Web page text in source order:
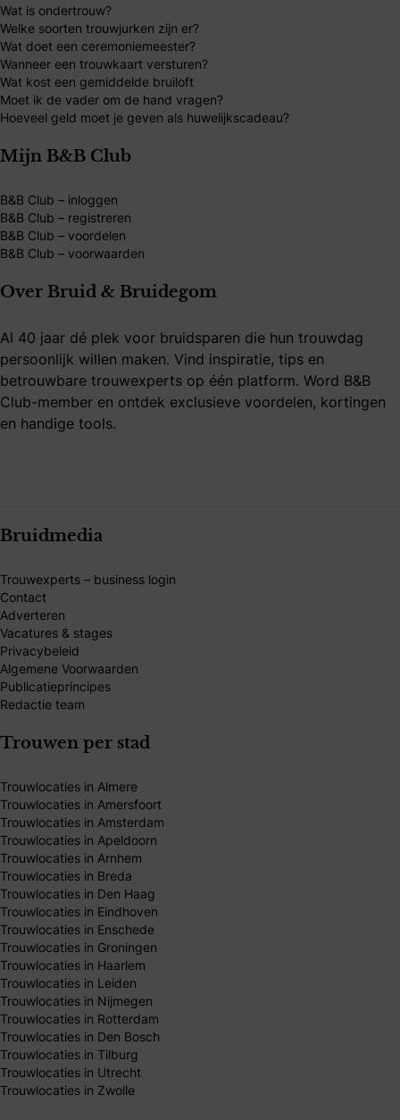
Wat is ondertrouw?
Welke soorten trouwjurken zijn er?
Wat doet een ceremoniemeester?
Wanneer een trouwkaart versturen?
Wat kost een gemiddelde bruiloft
Moet ik de vader om de hand vragen?
Hoeveel geld moet je geven als huwelijkscadeau?
Mijn B&B Club
B&B Club – inloggen
B&B Club – registreren
B&B Club – voordelen
B&B Club – voorwaarden
Over Bruid & Bruidegom
Al 40 jaar dé plek voor bruidsparen die hun trouwdag
persoonlijk willen maken. Vind inspiratie, tips en
betrouwbare trouwexperts op één platform. Word B&B
Club-member en ontdek exclusieve voordelen, kortingen
en handige tools.
Bruidmedia
Trouwexperts – business login
Contact
Adverteren
Vacatures & stages
Privacybeleid
Algemene Voorwaarden
Publicatieprincipes
Redactie team
Trouwen per stad
Trouwlocaties in Almere
Trouwlocaties in Amersfoort
Trouwlocaties in Amsterdam
Trouwlocaties in Apeldoorn
Trouwlocaties in Arnhem
Trouwlocaties in Breda
Trouwlocaties in Den Haag
Trouwlocaties in Eindhoven
Trouwlocaties in Enschede
Trouwlocaties in Groningen
Trouwlocaties in Haarlem
Trouwlocaties in Leiden
Trouwlocaties in Nijmegen
Trouwlocaties in Rotterdam
Trouwlocaties in Den Bosch
Trouwlocaties in Tilburg
Trouwlocaties in Utrecht
Trouwlocaties in Zwolle